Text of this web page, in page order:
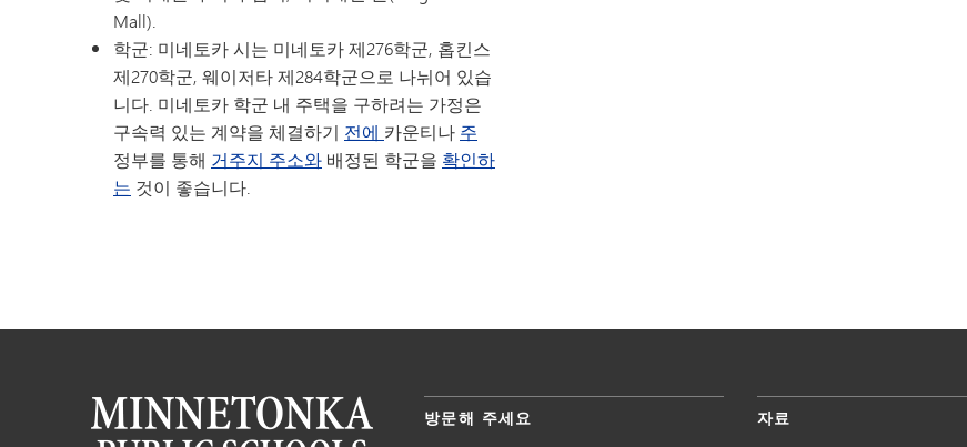
Mall).
학군: 미네토카 시는 미네토카 제276학군, 홉킨스
제270학군, 웨이저타 제284학군으로 나뉘어 있습
니다. 미네토카 학군 내 주택을 구하려는 가정은
구속력 있는 계약을 체결하기 전에 카운티나 주
정부를 통해 거주지 주소와 배정된 학군을 확인하
는 것이 좋습니다.
방문해 주세요 자료